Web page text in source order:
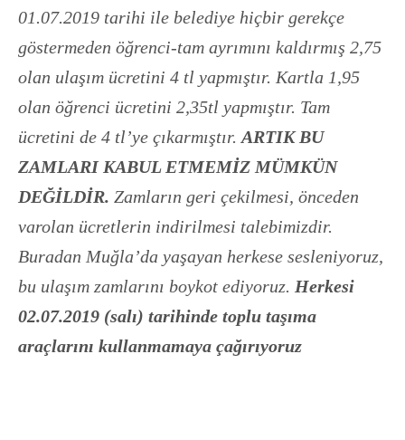
01.07.2019 tarihi ile belediye hiçbir gerekçe
göstermeden öğrenci-tam ayrımını kaldırmış 2,75
olan ulaşım ücretini 4 tl yapmıştır. Kartla 1,95
olan öğrenci ücretini 2,35tl yapmıştır. Tam
ücretini de 4 tl’ye çıkarmıştır. ARTIK BU
ZAMLARI KABUL ETMEMİZ MÜMKÜN
DEĞİLDİR. Zamların geri çekilmesi, önceden
varolan ücretlerin indirilmesi talebimizdir.
Buradan Muğla’da yaşayan herkese sesleniyoruz,
bu ulaşım zamlarını boykot ediyoruz. Herkesi
02.07.2019 (salı) tarihinde toplu taşıma
araçlarını kullanmamaya çağırıyoruz